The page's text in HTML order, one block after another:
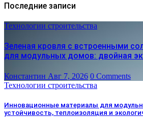
Последние записи
Технологии строительства
Зеленая кровля с встроенными
для модульных домов: двойная
Константин Авг 7, 2026 0 Comments
Технологии строительства
Инновационные материалы для
устойчивость, теплоизоляция и